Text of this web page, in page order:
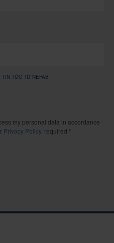
TỨC TỪ NEFAB
my personal data in accordance
Privacy Policy. required *